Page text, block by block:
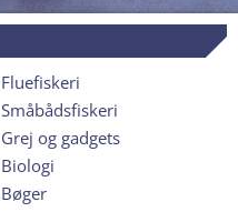
Fluefiskeri
Småbådsfiskeri
Grej og gadgets
Biologi
Bøger